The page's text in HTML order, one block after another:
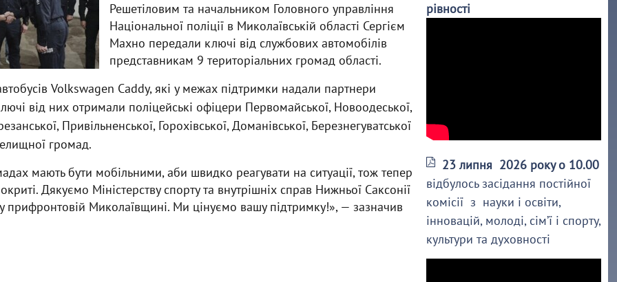
Решетіловим та начальником Головного управління
Національної поліції в Миколаївській області Сергієм
Махно передали ключі від службових автомобілів
представникам 9 територіальних громад області.
Volkswagen Caddy, які у межах підтримки надали партнери
від них отримали поліцейські офіцери Первомайської, Новоодеської,
Привільненської, Горохівської, Доманівської, Березнегуватської
громад.
мають бути мобільними, аби швидко реагувати на ситуації, тож тепер
Дякуємо Міністерству спорту та внутрішніх справ Нижньої Саксонії
прифронтовій Миколаївщині. Ми цінуємо вашу підтримку!», — зазначив
рівності
23 липня 2026 року о 10.00
відбулось засідання постійної
комісії з науки і освіти,
інновацій, молоді, сім’ї і спорту,
культури та духовності